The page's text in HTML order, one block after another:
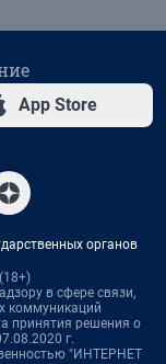
App Store
органов
в сфере связи,
коммуникаций
принятия решения о
г.
"ИНТЕРНЕТ